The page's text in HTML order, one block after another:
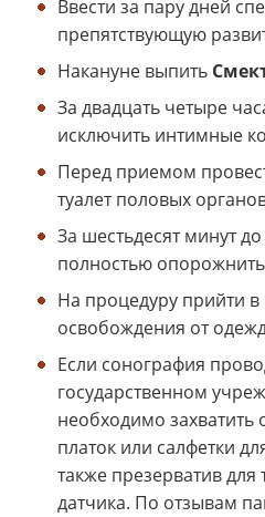
Ввести за пару дней
препятствующую
Накануне выпить
За двадцать четыре
исключить интимные
Перед приемом
туалет половых
За шестьдесят минут
полностью
На процедуру прийти
освобождения от
Если сонография
государственном
необходимо
платок или салфетки
также презерватив для
датчика. По отзывам